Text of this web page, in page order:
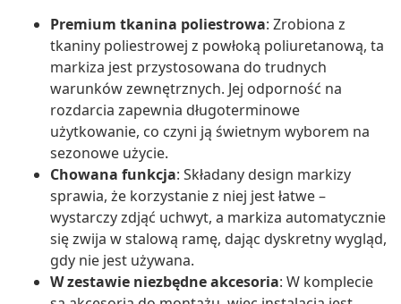
Premium tkanina poliestrowa: Zrobiona z
tkaniny poliestrowej z powłoką poliuretanową, ta
markiza jest przystosowana do trudnych
warunków zewnętrznych. Jej odporność na
rozdarcia zapewnia długoterminowe
użytkowanie, co czyni ją świetnym wyborem na
sezonowe użycie.
Chowana funkcja: Składany design markizy
sprawia, że korzystanie z niej jest łatwe –
wystarczy zdjąć uchwyt, a markiza automatycznie
się zwija w stalową ramę, dając dyskretny wygląd,
gdy nie jest używana.
W zestawie niezbędne akcesoria: W komplecie